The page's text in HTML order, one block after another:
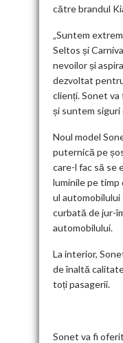
către brandul
„Suntem
Seltos și
nevoilor și
dezvoltat
clienți. Sonet
și suntem siguri
Noul model
puternică pe
care-l fac să se
luminile pe timp
ul
curbată de jur-
automobilului.
La interior,
de înaltă
toți pasagerii.
Sonet va fi